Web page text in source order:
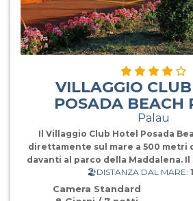
VILLAGGIO
POSADA BEACH
Palau
Il Villaggio Club Hotel Posada
direttamente sul mare a 500 metri
davanti al parco della Maddalena.
da " Sa Posada", con le sue 116
Sardo, e da "Sa Marina" con 55
nella discesa verso
🏖️DISTANZA DAL MARE:
Camera Standard